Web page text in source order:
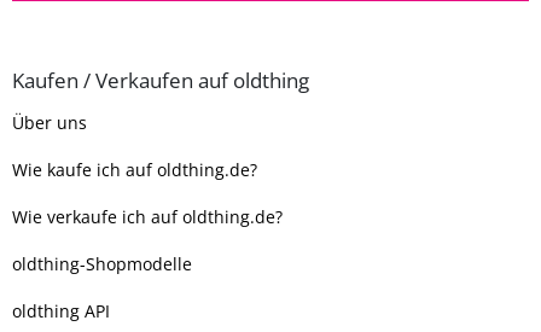
Kaufen / Verkaufen auf oldthing
Über uns
Wie kaufe ich auf oldthing.de?
Wie verkaufe ich auf oldthing.de?
oldthing-Shopmodelle
oldthing API